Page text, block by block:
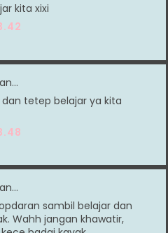
kita xixi
tetep belajar ya kita
sambil belajar dan
Wahh jangan khawatir,